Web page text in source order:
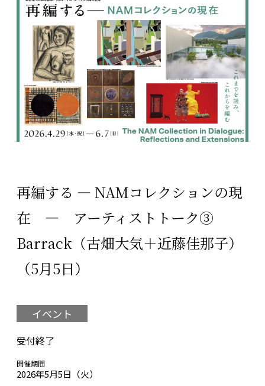
再編する ― NAMコレクションの現
在 ― アーティストトーク③
Barrack（古畑大気＋近藤佳那子）
（5月5日）
イベント
受付終了
開催期間
2026年5月5日（火）